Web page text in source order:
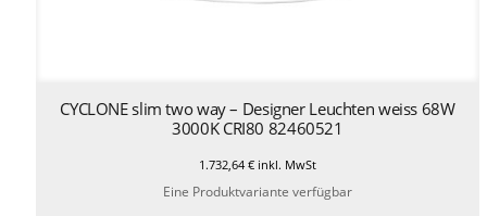
CYCLONE slim two way – Designer Leuchten weiss 68W
3000K CRI80 82460521
1.732,64 €inkl. MwSt
Eine Produktvariante verfügbar